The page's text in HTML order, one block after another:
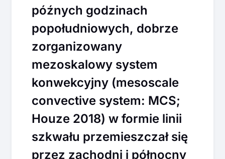
późnych godzinach
popołudniowych, dobrze
zorganizowany
mezoskalowy system
konwekcyjny (mesoscale
convective system: MCS;
Houze 2018) w formie linii
szkwału przemieszczał się
przez zachodni i północny